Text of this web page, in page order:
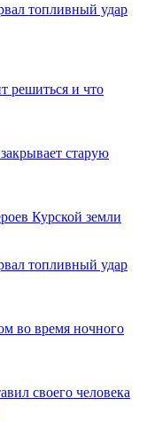
топливный удар
решиться и что
старую
Курской земли
топливный удар
во время ночного
своего человека